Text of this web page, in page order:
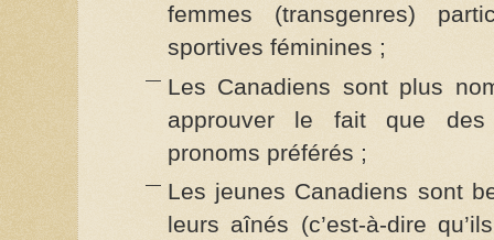
femmes (transgenres)
sportives féminines ;
Les Canadiens sont plus
approuver le fait que des
pronoms préférés ;
Les jeunes Canadiens sont
leurs aînés (c’est-à-dire